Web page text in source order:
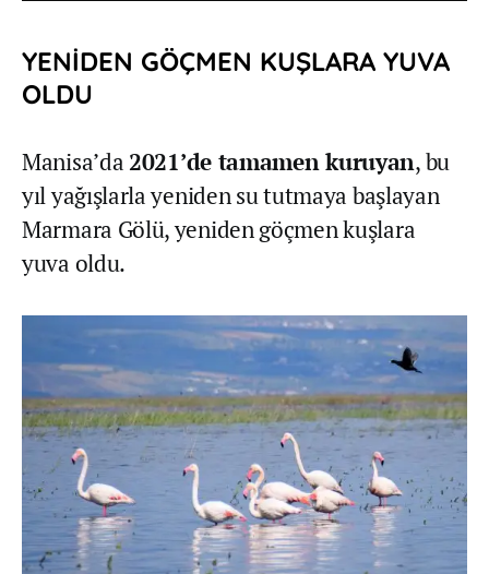
YENİDEN GÖÇMEN KUŞLARA YUVA
OLDU
Manisa’da 2021’de tamamen kuruyan, bu
yıl yağışlarla yeniden su tutmaya başlayan
Marmara Gölü, yeniden göçmen kuşlara
yuva oldu.